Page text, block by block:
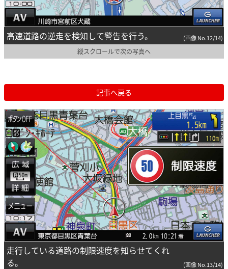
高速道路の逆走を検知して警告を行う。 (画像 No.12/14)
縦スクロールで次の写真へ
記事へ戻る
走行している道路の制限速度を知らせてくれ
る。
(画像 No.13/14)